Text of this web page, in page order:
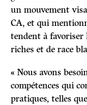
un mouvement
CA, et qui
tendent à favoriser
riches et de race
« Nous avons
compétences qui
pratiques, telles